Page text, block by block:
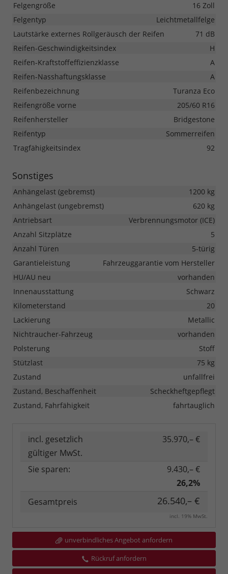
Felgengröße
16 Zoll
Felgentyp
Leichtmetallfelge
Lautstärke externes Rollgeräusch der Reifen
71 dB
Reifen-Geschwindigkeitsindex
H
Reifen-Kraftstoffeffizienzklasse
A
Reifen-Nasshaftungsklasse
A
Reifenbezeichnung
Turanza Eco
Reifengröße vorne
205/60 R16
Reifenhersteller
Bridgestone
Reifentyp
Sommerreifen
Tragfähigkeitsindex
92
Sonstiges
Anhängelast (gebremst)
1200 kg
Anhängelast (ungebremst)
620 kg
Antriebsart
Verbrennungsmotor (ICE)
Anzahl Sitzplätze
5
Anzahl Türen
5-türig
Garantieleistung
Fahrzeuggarantie vom Hersteller
HU/AU neu
vorhanden
Innenausstattung
Schwarz
Kilometerstand
20
Lackierung
Metallic
Nichtraucher-Fahrzeug
vorhanden
Polsterung
Stoff
Stützlast
75 kg
Zustand
unfallfrei
Zustand, Beschaffenheit
Scheckheftgepflegt
Zustand, Fahrfähigkeit
fahrtauglich
incl. gesetzlich
gültiger MwSt.
35.970,– €
Sie sparen:
9.430,– €
26,2%
Gesamtpreis
26.540,– €
incl. 19% MwSt.
unverbindliches Angebot anfordern
Rückruf anfordern